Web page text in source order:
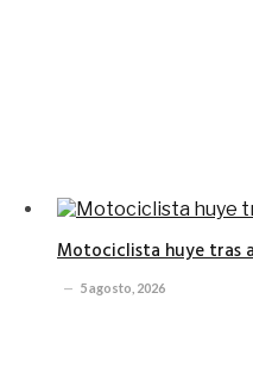
Motociclista huye tras
5 agosto, 2026